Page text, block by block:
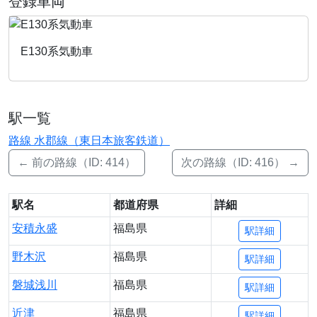
E130系気動車
駅一覧
路線 水郡線（東日本旅客鉄道）
← 前の路線（ID: 414）
次の路線（ID: 416） →
駅名 都道府県
詳細
安積永盛
福島県 駅詳細
野木沢 福島県 駅詳細
磐城浅川 福島県 駅詳細
近津 福島県